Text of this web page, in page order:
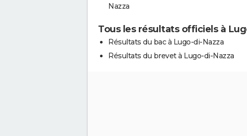
Nazza
Tous les résultats officiels à
Résultats du bac à Lugo-di-Nazza
Résultats du brevet à Lugo-di-Nazza